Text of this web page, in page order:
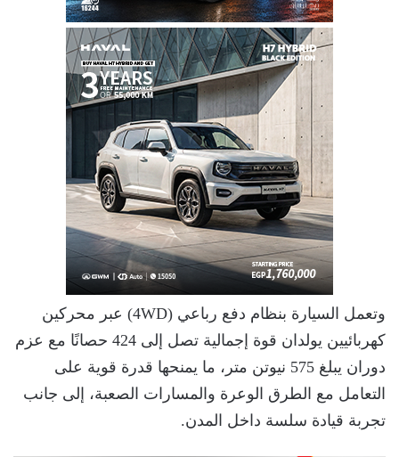
وتعمل السيارة بنظام دفع رباعي (4WD) عبر محركين
كهربائيين يولدان قوة إجمالية تصل إلى 424 حصانًا مع عزم
دوران يبلغ 575 نيوتن متر، ما يمنحها قدرة قوية على
التعامل مع الطرق الوعرة والمسارات الصعبة، إلى جانب
تجربة قيادة سلسة داخل المدن.